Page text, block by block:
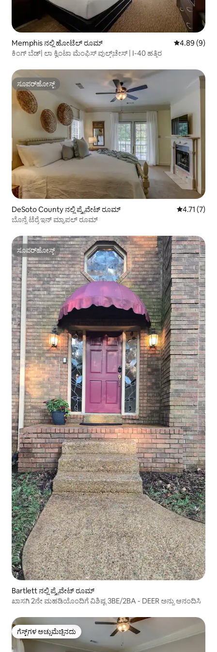
Memphis ನಲ್ಲಿ ಹೋಟೆಲ್ ರೂಮ್ 5 ರಲ್ಲಿ 4.89
4.89 (9)
ಕಿಂಗ್ ಬೆಡ್| ಲಾ ಕ್ವಿಂಟಾ ಮೆಂಫಿಸ್ ವುಲ್ಫ್‌ಚೇಸ್ | I-40 ಹತ್ತಿರ
ಸೂಪರ್‌ಹೋಸ್ಟ್
ಸೂಪರ್‌ಹೋಸ್ಟ್
DeSoto County ನಲ್ಲಿ ಪ್ರೈವೇಟ್ ರೂಮ್ 5 ರಲ್ಲಿ 4.71
4.71 (7)
ಬೊನ್ನೆ ಟೆರ್ರೆ ಇನ್ ಮ್ಯಾಪಲ್ ರೂಮ್
ಸೂಪರ್‌ಹೋಸ್ಟ್
ಸೂಪರ್‌ಹೋಸ್ಟ್
Bartlett ನಲ್ಲಿ ಪ್ರೈವೇಟ್ ರೂಮ್
ಖಾಸಗಿ 2ನೇ ಮಹಡಿಯೊಂದಿಗೆ ವಿಶಿಷ್ಟ 3BE/2BA - DEER ಅನ್ನು ಆನಂದಿಸಿ
ಗೆಸ್ಟ್‌ಗಳ ಅಚ್ಚುಮೆಚ್ಚಿನದು
ಗೆಸ್ಟ್‌ಗಳ ಅಚ್ಚುಮೆಚ್ಚಿನದು